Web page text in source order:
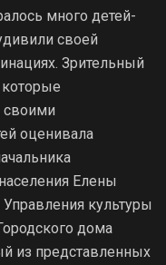
много детей-
своей
Зрительный
которые
своими
оценивала
Елены
культуры
дома
из представленных